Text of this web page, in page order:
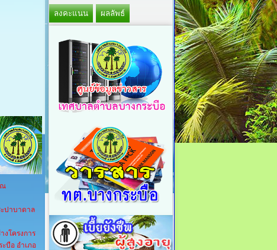
ณ
ปาบาดาล
งโครงการ
บือ อำเภอ